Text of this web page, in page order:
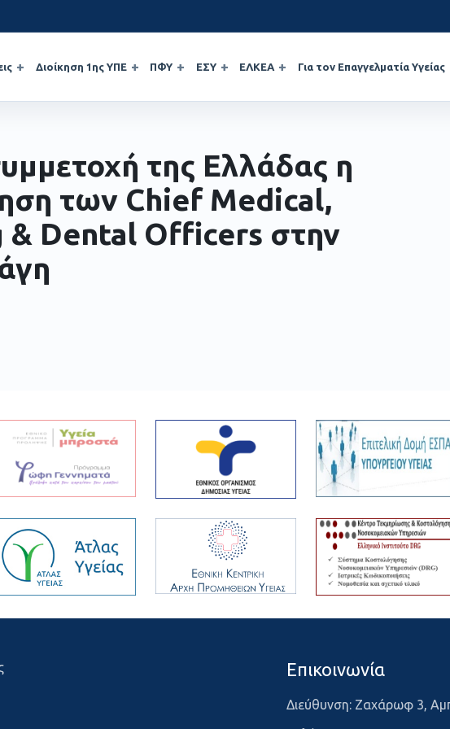
Διοίκηση 1ης ΥΠΕ ΠΦΥ ΕΣΥ ΕΛΚΕΑ Για τον Επαγγελματία Υγείας
της Ελλάδας η
των Chief Medical,
& Dental Officers στην
Επικοινωνία
Διεύθυνση: Ζαχάρωφ 3,